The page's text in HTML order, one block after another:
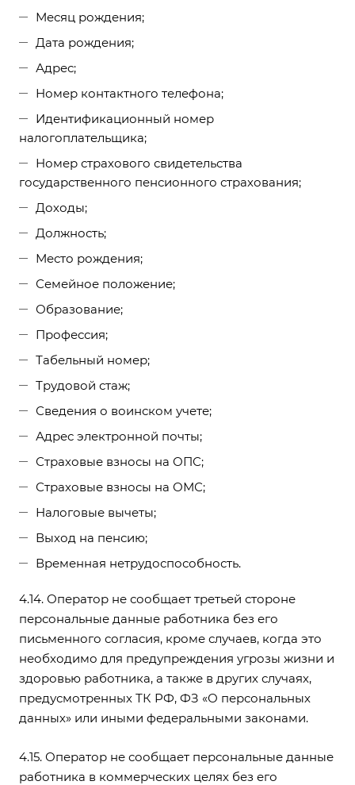
Месяц рождения;
Дата рождения;
Адрес;
Номер контактного телефона;
Идентификационный номер
налогоплательщика;
Номер страхового свидетельства
государственного пенсионного страхования;
Доходы;
Должность;
Место рождения;
Семейное положение;
Образование;
Профессия;
Табельный номер;
Трудовой стаж;
Сведения о воинском учете;
Адрес электронной почты;
Страховые взносы на ОПС;
Страховые взносы на ОМС;
Налоговые вычеты;
Выход на пенсию;
Временная нетрудоспособность.
4.14. Оператор не сообщает третьей стороне
персональные данные работника без его
письменного согласия, кроме случаев, когда это
необходимо для предупреждения угрозы жизни и
здоровью работника, а также в других случаях,
предусмотренных ТК РФ, ФЗ «О персональных
данных» или иными федеральными законами.
4.15. Оператор не сообщает персональные данные
работника в коммерческих целях без его